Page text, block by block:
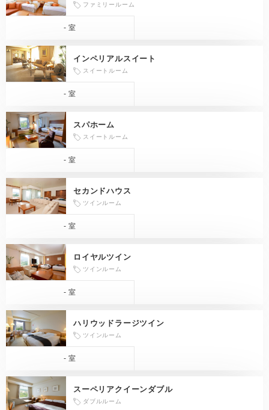
ファミリールーム
- 室
インペリアルスイート
スイートルーム
- 室
スパホーム
スイートルーム
- 室
セカンドハウス
ツインルーム
- 室
ロイヤルツイン
ツインルーム
- 室
ハリウッドラージツイン
ツインルーム
- 室
スーペリアクイーンダブル
ダブルルーム